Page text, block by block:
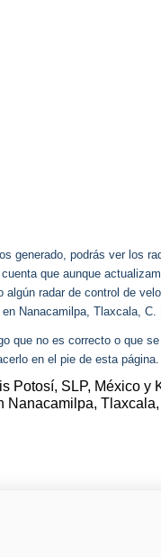
generado, podrás ver los
que aunque
radar de control de
Nanacamilpa, Tlaxcala,
que no es correcto o que
en el pie de esta página.
Potosí, SLP, México y
Nanacamilpa, Tlaxcala,